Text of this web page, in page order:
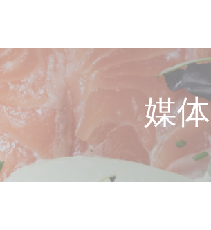
媒体